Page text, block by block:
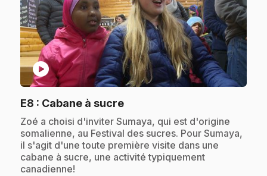
play_circle
E8 : Cabane à sucre.
.Zoé a choisi d'inviter Sumaya, qui est d'origine
somalienne, au Festival des sucres. Pour Sumaya,
il s'agit d'une toute première visite dans une
cabane à sucre, une activité typiquement
canadienne!